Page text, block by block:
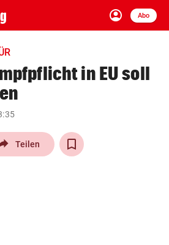
account_circle
Anmelden
Abo
close Schließen
arrow_right
in EU soll
Teilen